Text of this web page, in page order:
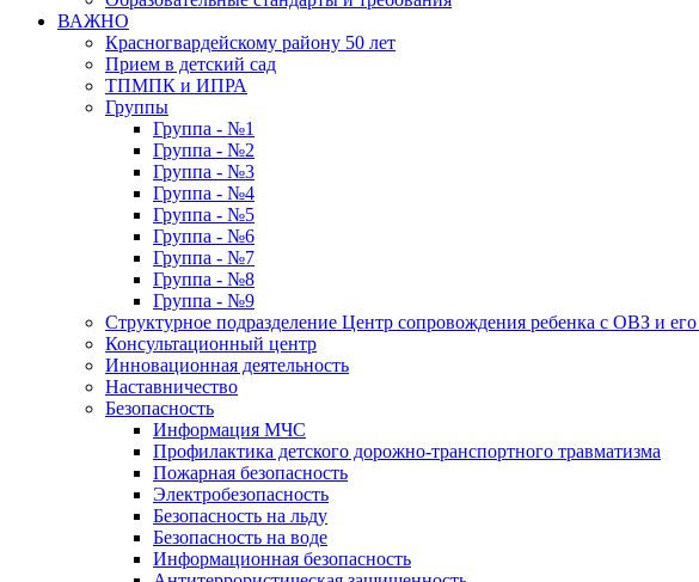
ВАЖНО
Красногвардейскому району 50 лет
Прием в детский сад
ТПМПК и ИПРА
Группы
Группа - №1
Группа - №2
Группа - №3
Группа - №4
Группа - №5
Группа - №6
Группа - №7
Группа - №8
Группа - №9
Структурное подразделение Центр сопровождения ребенка с ОВЗ и
Консультационный центр
Инновационная деятельность
Наставничество
Безопасность
Информация МЧС
Профилактика детского дорожно-транспортного травматизма
Пожарная безопасность
Электробезопасность
Безопасность на льду
Безопасность на воде
Информационная безопасность